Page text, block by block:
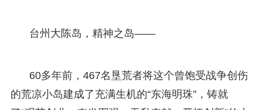
台州大陈岛，精神之岛——
60多年前，467名垦荒者将这个曾饱受战争创伤
的荒凉小岛建成了充满生机的“东海明珠”，铸就